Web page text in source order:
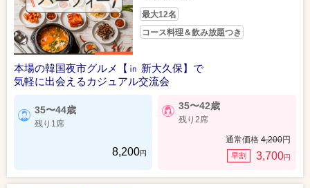
最大12名
コース料理＆飲み放題つき
本場の韓国夜市グルメ【㏌ 新大久保】で
気軽に出会えるカジュアル交流会
35〜44歳
残り1席
8,200円
35〜42歳
残り2席
通常価格 4,200円
早割 3,700円